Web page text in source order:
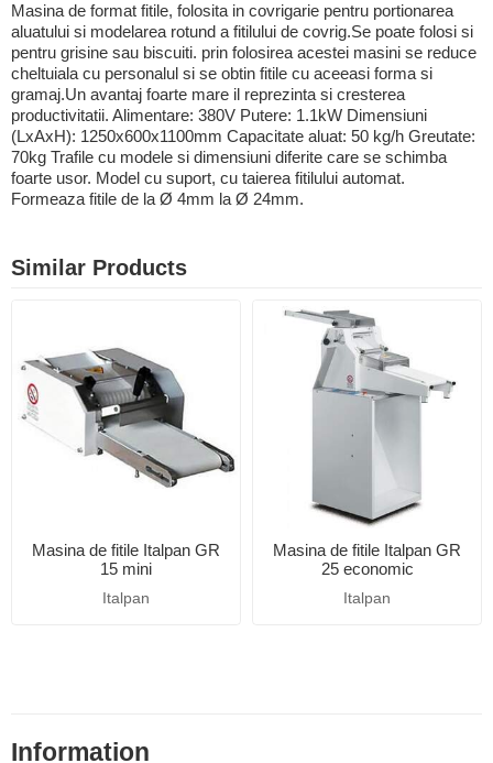
Masina de format fitile, folosita in covrigarie pentru portionarea
aluatului si modelarea rotund a fitilului de covrig.Se poate folosi si
pentru grisine sau biscuiti. prin folosirea acestei masini se reduce
cheltuiala cu personalul si se obtin fitile cu aceeasi forma si
gramaj.Un avantaj foarte mare il reprezinta si cresterea
productivitatii. Alimentare: 380V Putere: 1.1kW Dimensiuni
(LxAxH): 1250x600x1100mm Capacitate aluat: 50 kg/h Greutate:
70kg Trafile cu modele si dimensiuni diferite care se schimba
foarte usor. Model cu suport, cu taierea fitilului automat.
Formeaza fitile de la Ø 4mm la Ø 24mm.
Similar Products
Masina de fitile Italpan GR
15 mini
Italpan
Masina de fitile Italpan GR
25 economic
Italpan
Information